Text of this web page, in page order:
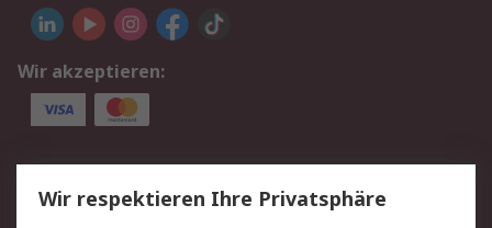
Wir akzeptieren:
Service
Value Added Services
Lieferlösungen
Wir respektieren Ihre Privatsphäre